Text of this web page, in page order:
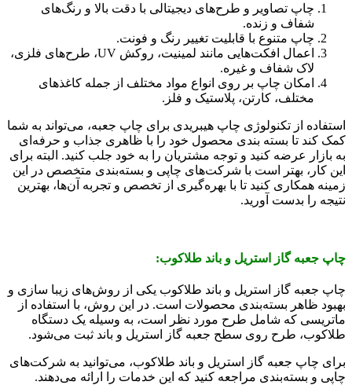
چاپ تصاویر و طرح‌های دیجیتالی با دقت بالا و رنگ‌های
شفاف و زنده.
چاپ متنوع با قابلیت تغییر رنگ و فونت.
اعمال افکت‌هایی مانند لمینیت، روکش UV، طرح‌های فلزی،
لاک شفاف و غیره.
امکان چاپ بر روی انواع مواد مختلف از جمله کاغذهای
مختلف، کارتن، پلاستیک و فلز.
استفاده از تکنولوژی چاپ هیبریدی برای چاپ جعبه، می‌تواند به شما
کمک کند تا بسته بندی محصول خود را با ظاهری جذاب و حرفه‌ای
به بازار عرضه کنید و توجه مشتریان را به خود جلب کنید. البته برای
این کار، بهتر است با شرکت‌های چاپی و بسته‌بندی متخصص در این
زمینه همکاری کنید تا با بهره‌گیری از تخصص و تجربه آن‌ها، بهترین
نتیجه را بدست آورید.
چاپ جعبه گاز استریل و باند طلاکوب:
چاپ جعبه گاز استریل و باند طلاکوب یکی از روش‌های زیبا سازی و
بهبود ظاهر بسته‌بندی محصولات است. در این روش، با استفاده از
ماتریسی که شامل طرح مورد نظر است، به وسیله یک دستگاه
طلاکوب، طرح روی سطح جعبه گاز استریل و باند ثبت می‌شود.
برای چاپ جعبه گاز استریل و باند طلاکوب، می‌توانید به شرکت‌های
چاپی و بسته‌بندی مراجعه کنید که این خدمات را ارائه می‌دهند.